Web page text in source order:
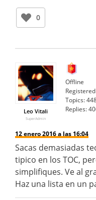
0
Leo Vitali
SuperAdmin
Offline
Topics:
Replies:
12 enero 2016 a las 16:04
Sacas demasiadas
tipico en los TOC,
simplifiques. Ve al
Haz una lista en un